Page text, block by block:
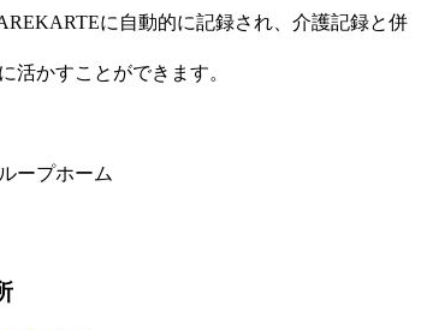
に自動的に記録され、介護記録と併
活かすことができます。
ープホーム